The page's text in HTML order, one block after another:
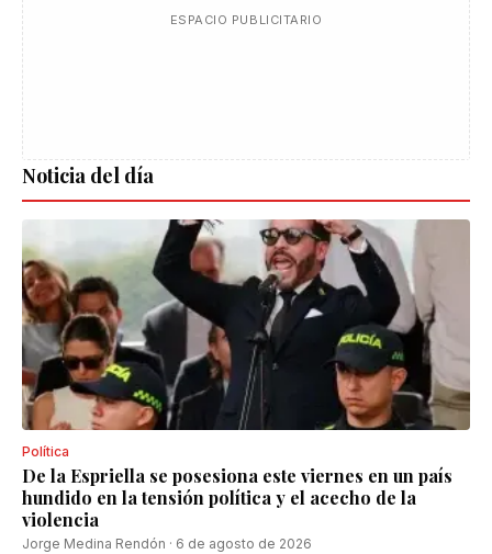
ESPACIO PUBLICITARIO
Noticia del día
Política
De la Espriella se posesiona este viernes en un país
hundido en la tensión política y el acecho de la
violencia
Jorge Medina Rendón · 6 de agosto de 2026